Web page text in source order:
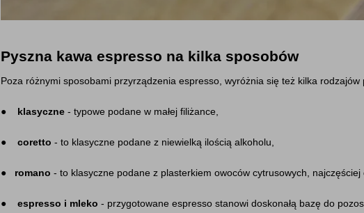
Pyszna kawa espresso na kilka sposobów
Poza różnymi sposobami przyrządzenia espresso, wyróżnia się też kilka
● klasyczne - typowe podane w małej filiżance,
● coretto - to klasyczne podane z niewielką ilością alkoholu,
● romano - to klasyczne podane z plasterkiem owoców cytrusowych, najczęściej
● espresso i mleko - przygotowane espresso stanowi doskonałą bazę do